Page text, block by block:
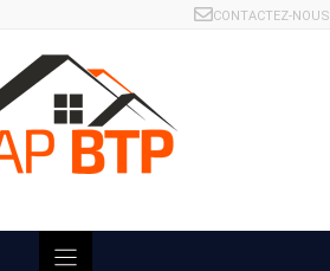
CONTACTEZ-NOUS